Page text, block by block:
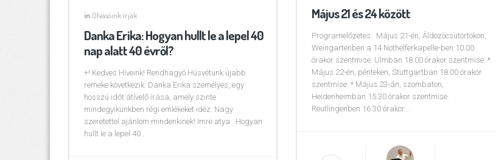
Május 21 és 24 között
Programelőzetes Május 21-én, Áldozócsütörtökön,
Weingartenben a 14 Nothelferkapelle-ben 10.00
órakor szentmise. Ulmban 18.00 órakor szentmise. *
Május 22-én, pénteken, Stuttgartban 18.00 órakor
szentmise. * Május 23-án, szombaton,
Heidenheimban 15.30 órakor szentmise.
Reutlingenben 16.30 órakor...
in Olvasóink írják
Danka Erika: Hogyan hullt le a lepel 40
nap alatt 40 évről?
+! Kedves Híveink! Rendhagyó Húsvétunk újabb
remeke következik: Danka Erika személyes, egy
hosszú időt átívelő írása, amely szinte
mindegyikünkben régi emlékeket idéz. Nagy
szeretettel ajánlom mindenkinek! Imre atya Hogyan
hullt le a lepel 40...